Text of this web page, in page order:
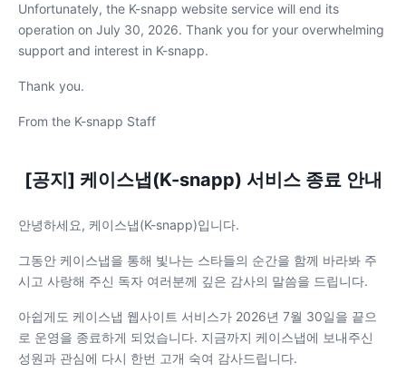
Unfortunately, the K-snapp website service will end its
operation on July 30, 2026. Thank you for your overwhelming
support and interest in K-snapp.
Thank you.
From the K-snapp Staff
[공지] 케이스냅(K-snapp) 서비스 종료 안내
안녕하세요, 케이스냅(K-snapp)입니다.
그동안 케이스냅을 통해 빛나는 스타들의 순간을 함께 바라봐 주
시고 사랑해 주신 독자 여러분께 깊은 감사의 말씀을 드립니다.
아쉽게도 케이스냅 웹사이트 서비스가 2026년 7월 30일을 끝으
로 운영을 종료하게 되었습니다. 지금까지 케이스냅에 보내주신
성원과 관심에 다시 한번 고개 숙여 감사드립니다.